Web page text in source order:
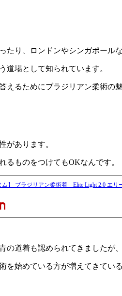
り、ロンドンやシンガポール
道場として知られています。
るためにブラジリアン柔術の
があります。
るものをつけてもOKなんです。
ム】 ブラジリアン柔術着 Elite Light 2.0 エ
道着も認められてきましたが
始めている方が増えてきている